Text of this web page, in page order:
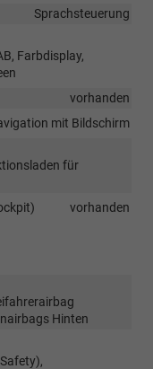
Sprachsteuerung
Farbdisplay,
vorhanden
mit Bildschirm
für
vorhanden
Hinten